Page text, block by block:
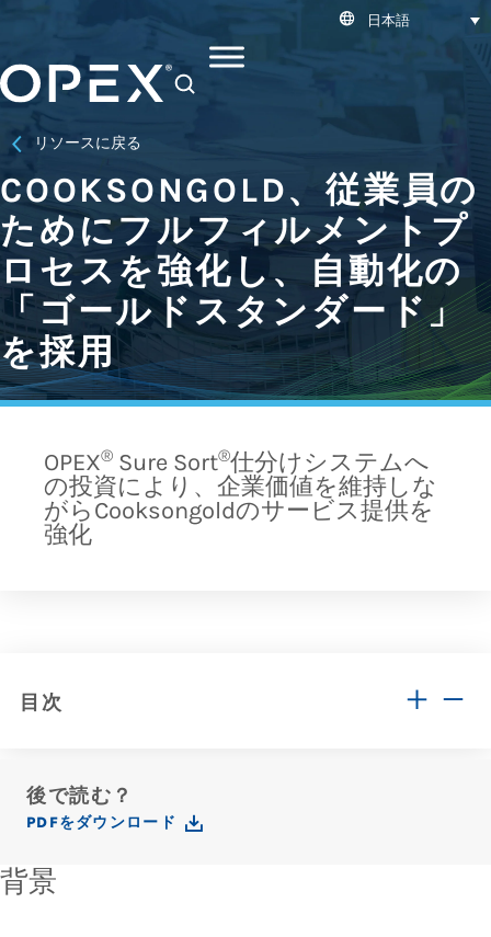
日本語
リソースに戻る
COOKSONGOLD、従業員の
ためにフルフィルメントプ
ロセスを強化し、自動化の
「ゴールドスタンダード」
を採用
OPEX® Sure Sort®仕分けシステムへ
の投資により、企業価値を維持しな
がらCooksongoldのサービス提供を
強化
目次
後で読む？
PDFをダウンロード
背景